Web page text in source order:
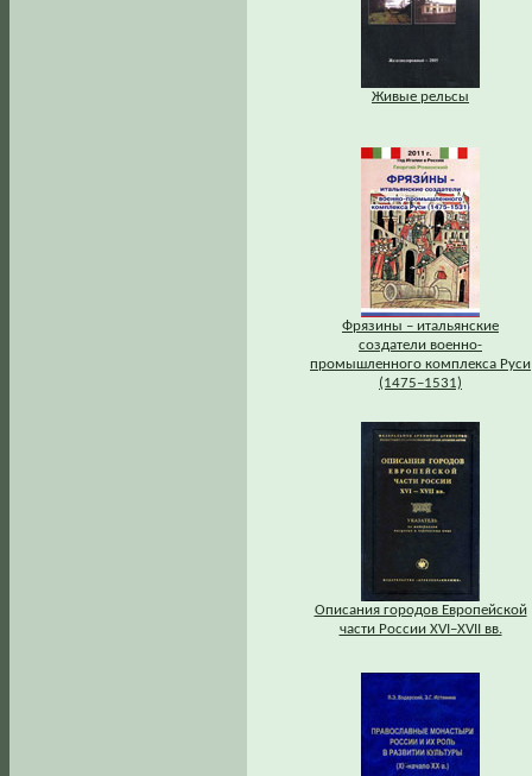
Живые рельсы
Фрязины – итальянские
создатели военно-
промышленного комплекса Руси
(1475–1531)
Описания городов Европейской
части России XVI–XVII вв.